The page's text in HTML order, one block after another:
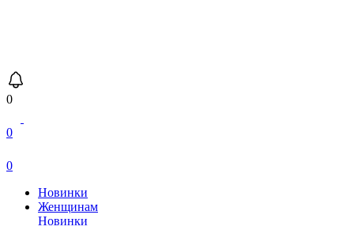
0
0
0
Новинки
Женщинам
Новинки